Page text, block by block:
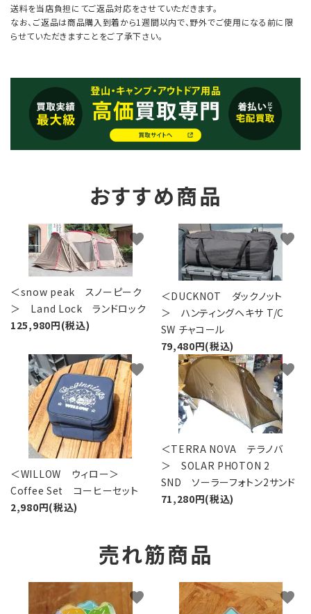
送料を当店負担にてご返品対応をさせていただきます。
なお、ご返品は商品購入到着から1週間以内で、野外でご使用になる前に限
らせていただきますことをご了承下さい。
おすすめ商品
＜snow peak スノーピーク
＞ Land Lock ランドロック
125,980円(税込)
favorite
＜DUCKNOT ダックノット
＞ ハンティングヘキサ T/C
SW チャコール
79,480円(税込)
favorite
＜WILLOW ウィロー＞
Coffee Set コーヒーセット
2,980円(税込)
favorite
＜TERRA NOVA テラノバ
＞ SOLAR PHOTON 2
SND ソーラーフォトン2サンド
71,280円(税込)
favorite
売れ筋商品
favorite favorite